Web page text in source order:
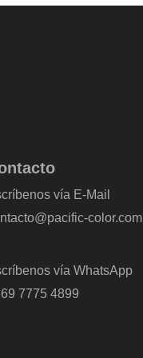
vía E-Mail
color.com
vía WhatsApp
7775 4899